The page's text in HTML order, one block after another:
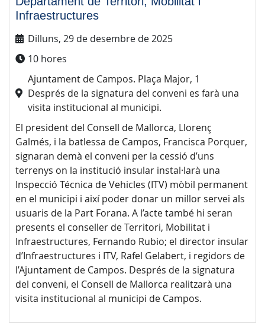
Infraestructures
Dilluns, 29 de desembre de 2025
10 hores
Ajuntament de Campos. Plaça Major, 1
Després de la signatura del conveni es farà una
visita institucional al municipi.
El president del Consell de Mallorca, Llorenç
Galmés, i la batlessa de Campos, Francisca Porquer,
signaran demà el conveni per la cessió d’uns
terrenys on la institució insular instal·larà una
Inspecció Técnica de Vehicles (ITV) mòbil permanent
en el municipi i així poder donar un millor servei als
usuaris de la Part Forana. A l’acte també hi seran
presents el conseller de Territori, Mobilitat i
Infraestructures, Fernando Rubio; el director insular
d’Infraestructures i ITV, Rafel Gelabert, i regidors de
l’Ajuntament de Campos. Després de la signatura
del conveni, el Consell de Mallorca realitzarà una
visita institucional al municipi de Campos.